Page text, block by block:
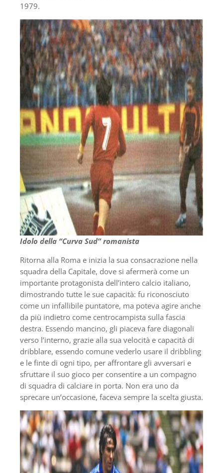
1979.
Idolo della “Curva Sud” romanista
Ritorna alla Roma e inizia la sua consacrazione nella
squadra della Capitale, dove si afermerà come un
importante protagonista dell’intero calcio italiano,
dimostrando tutte le sue capacità: fu riconosciuto
come un infallibile puntatore, ma poteva agire anche
da più indietro come centrocampista sulla fascia
destra. Essendo mancino, gli piaceva fare diagonali
verso l’interno, grazie alla sua velocità e capacità di
dribblare, essendo comune vederlo usare il dribbling
e le finte di ogni tipo, per affrontare gli avversari e
sfruttare il suo gioco per consentire a un compagno
di squadra di calciare in porta. Non era uno da
sprecare un’occasione, faceva sempre la scelta giusta.